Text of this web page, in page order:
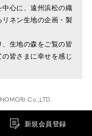
心に、遠州浜松の織
ネン生地の企画・製
生地の森をご覧の皆
皆さまに幸せを感じ
Co.,LTD.
新規会員登録